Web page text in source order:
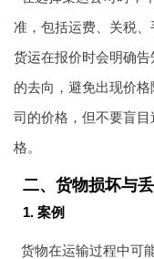
准，包括运费、关税
货运在报价时会明确
的去向，避免出现价
司的价格，但不要盲
格。
二、货物损坏与
1. 案例
货物在运输过程中可